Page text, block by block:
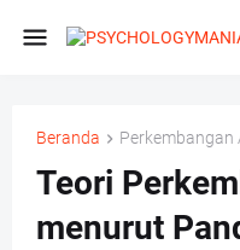
Beranda Perkembangan
Teori
menurut